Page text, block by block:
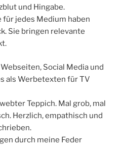
und Hingabe.
jedes Medium haben
Sie bringen relevante
Social Media und
als Werbetexten für TV
Teppich. Mal grob, mal
Herzlich, empathisch und
durch meine Feder